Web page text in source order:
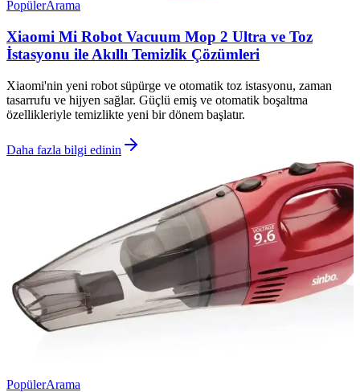
PopülerArama
Xiaomi Mi Robot Vacuum Mop 2 Ultra ve Toz
İstasyonu ile Akıllı Temizlik Çözümleri
Xiaomi'nin yeni robot süpürge ve otomatik toz istasyonu, zaman
tasarrufu ve hijyen sağlar. Güçlü emiş ve otomatik boşaltma
özellikleriyle temizlikte yeni bir dönem başlatır.
Daha fazla bilgi edinin
PopülerArama